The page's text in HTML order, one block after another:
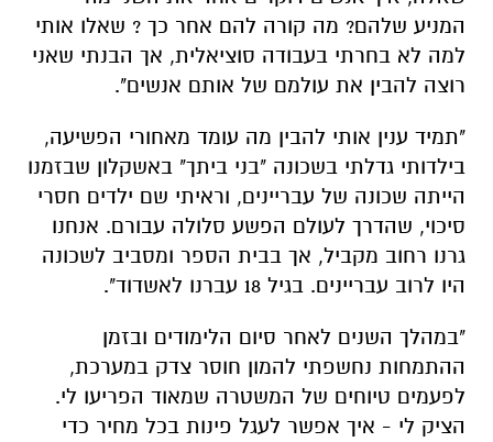
המניע שלהם? מה קורה להם אחר כך ? שאלו אותי
למה לא בחרתי בעבודה סוציאלית, אך הבנתי שאני
רוצה להבין את עולמם של אותם אנשים".
"תמיד ענין אותי להבין מה עומד מאחורי הפשיעה,
בילדותי גדלתי בשכונה "בני ביתך" באשקלון שבזמנו
הייתה שכונה של עבריינים, וראיתי שם ילדים חסרי
סיכוי, שהדרך לעולם הפשע סלולה עבורם. אנחנו
גרנו רחוב מקביל, אך בבית הספר ומסביב לשכונה
היו לרוב עבריינים. בגיל 18 עברנו לאשדוד".
"במהלך השנים לאחר סיום הלימודים ובזמן
ההתמחות נחשפתי להמון חוסר צדק במערכת,
לפעמים טיוחים של המשטרה שמאוד הפריעו לי.
הציק לי - איך אפשר לעגל פינות בכל מחיר כדי